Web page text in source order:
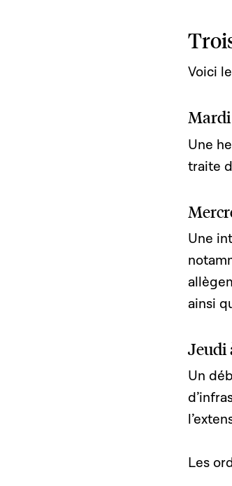
Voici
Mardi
Une
traite
Une
ainsi
Jeudi
Un
Les